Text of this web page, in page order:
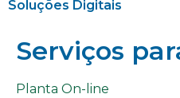
Soluções Digitais
Serviços
Planta On-line